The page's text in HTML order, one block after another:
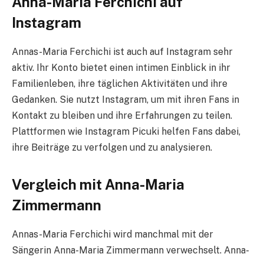
Instagram
Annas-Maria Ferchichi ist auch auf Instagram sehr
aktiv. Ihr Konto bietet einen intimen Einblick in ihr
Familienleben, ihre täglichen Aktivitäten und ihre
Gedanken. Sie nutzt Instagram, um mit ihren Fans in
Kontakt zu bleiben und ihre Erfahrungen zu teilen.
Plattformen wie Instagram Picuki helfen Fans dabei,
ihre Beiträge zu verfolgen und zu analysieren.
Vergleich mit Anna-Maria
Zimmermann
Annas-Maria Ferchichi wird manchmal mit der
Sängerin Anna-Maria Zimmermann verwechselt. Anna-